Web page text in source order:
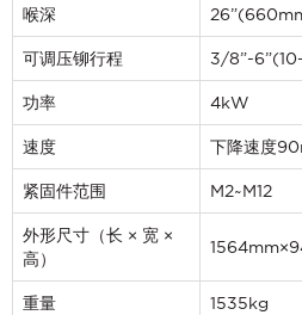
喉深
可调压铆行程 3/8”-
功率 4kW
速度 下降速度
紧固件范围 M2~M12
外形尺寸（长 × 宽 ×
高）
重量 1535kg
If you have a question,
information, don’t
form below to send
representative in your